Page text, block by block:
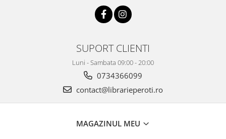
SUPORT CLIENTI
Luni - Sambata 09:00 - 20:00
0734366099
contact@librarieperoti.ro
MAGAZINUL MEU